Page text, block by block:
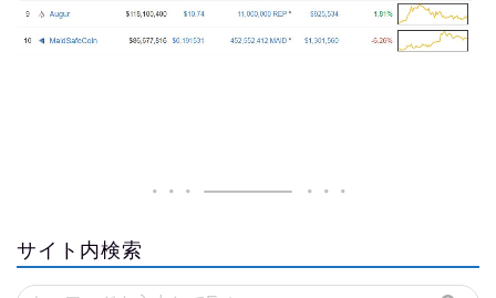
サイト内検索